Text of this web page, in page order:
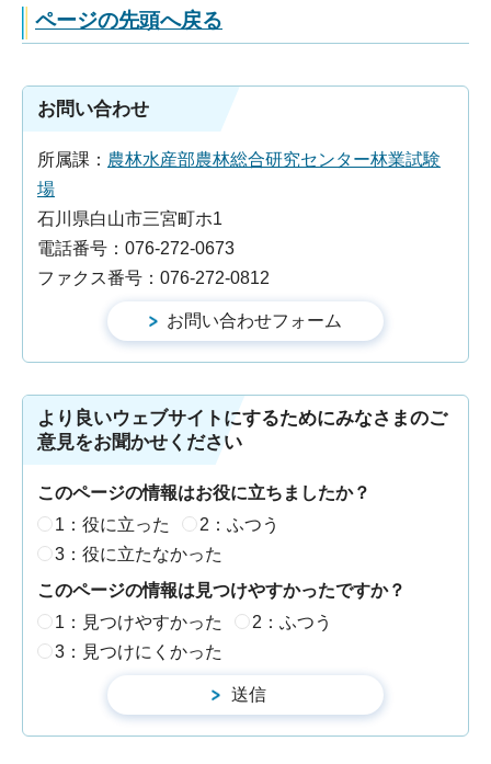
ページの先頭へ戻る
お問い合わせ
所属課： 農林水産部農林総合研究センター林業試験
場
石川県白山市三宮町ホ1
電話番号：076-272-0673
ファクス番号：076-272-0812
より良いウェブサイトにするためにみなさまのご
意見をお聞かせください
このページの情報はお役に立ちましたか？
1：役に立った
2：ふつう
3：役に立たなかった
このページの情報は見つけやすかったですか？
1：見つけやすかった
2：ふつう
3：見つけにくかった